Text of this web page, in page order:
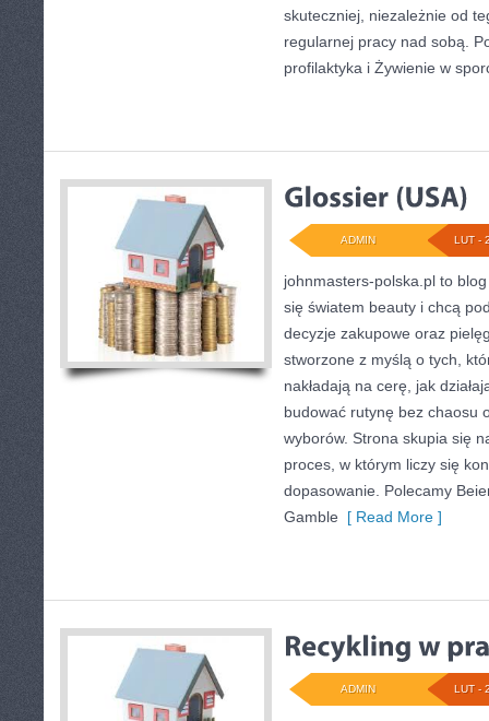
skuteczniej, niezależnie od
regularnej pracy nad sobą.
profilaktyka i Żywienie w
LUT -
ADMIN
johnmasters-polska.pl to
się światem beauty i chcą
decyzje zakupowe oraz
stworzone z myślą o tych,
nakładają na cerę, jak
budować rutynę bez chaosu
wyborów. Strona skupia się
proces, w którym liczy się
dopasowanie. Polecamy
Gamble [ Read More ]
LUT -
ADMIN